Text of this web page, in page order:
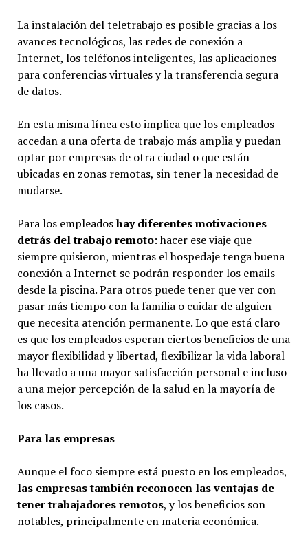
La instalación del teletrabajo es posible gracias a los
avances tecnológicos, las redes de conexión a
Internet, los teléfonos inteligentes, las aplicaciones
para conferencias virtuales y la transferencia segura
de datos.
En esta misma línea esto implica que los empleados
accedan a una oferta de trabajo más amplia y puedan
optar por empresas de otra ciudad o que están
ubicadas en zonas remotas, sin tener la necesidad de
mudarse.
Para los empleadoshay diferentes motivaciones
detrás del trabajo remoto: hacer ese viaje que
siempre quisieron, mientras el hospedaje tenga buena
conexión a Internet se podrán responder los emails
desde la piscina. Para otros puede tener que ver con
pasar más tiempo con la familia o cuidar de alguien
que necesita atención permanente. Lo que está claro
es que los empleados esperan ciertos beneficios de una
mayor flexibilidad y libertad, flexibilizar la vida laboral
ha llevado a una mayor satisfacción personal e incluso
a una mejor percepción de la salud en la mayoría de
los casos.
Para las empresas
Aunque el foco siempre está puesto en los empleados,
las empresas también reconocen las ventajas de
tener trabajadores remotos, y los beneficios son
notables, principalmente en materia económica.